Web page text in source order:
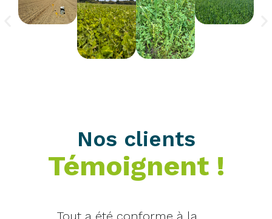
Nos clients
Témoignent !
Tout a été conforme à la